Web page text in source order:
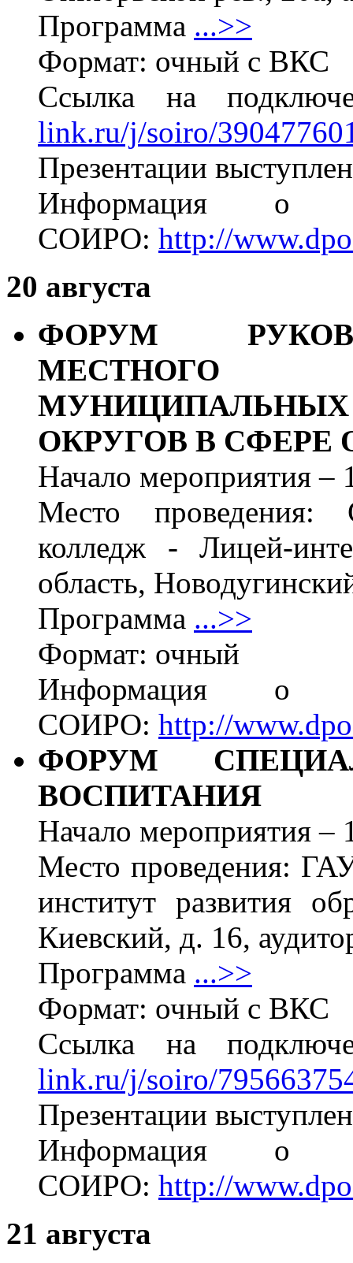
Программа ...>>
Формат: очный с ВКС
Ссылка на
link.ru/j/soiro/
Презентации
Информация о
СОИРО: http://
20 августа
ФОРУМ
МЕСТНОГО
МУНИЦИПАЛЬНЫХ
ОКРУГОВ В СФЕРЕ
Начало мероприятия –
Место проведения:
колледж - Лицей-
область,
Программа ...>>
Формат: очный
Информация о
СОИРО: http://
ФОРУМ
ВОСПИТАНИЯ
Начало мероприятия –
Место проведения:
институт развития
Киевский, д. 16,
Программа ...>>
Формат: очный с ВКС
Ссылка на
link.ru/j/soiro/
Презентации
Информация о
СОИРО: http://
21 августа